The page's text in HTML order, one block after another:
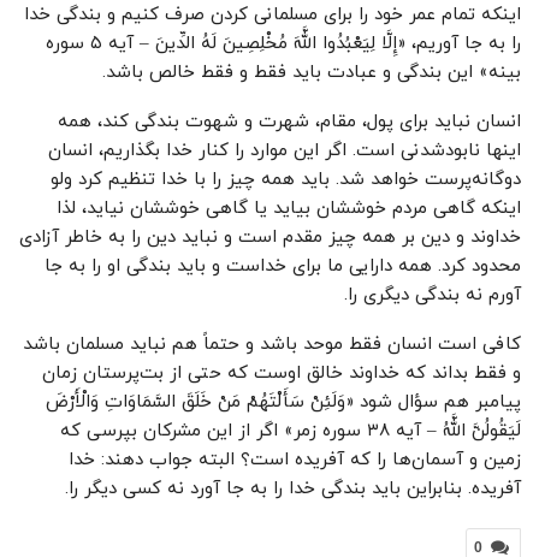
اینکه تمام عمر خود را برای مسلمانی کردن صرف کنیم و بندگی خدا
را به جا آوریم، «إِلَّا لِیَعْبُدُوا اللَّهَ مُخْلِصِینَ لَهُ الدِّینَ – آیه ۵ سوره
بینه» این بندگی و عبادت باید فقط و فقط خالص باشد.
انسان نباید برای پول، مقام، شهرت و شهوت بندگی کند، همه
اینها نابودشدنی است. اگر این موارد را کنار خدا بگذاریم، انسان
دوگانه‌پرست خواهد شد. باید همه چیز را با خدا تنظیم کرد ولو
اینکه گاهی مردم خوششان بیاید یا گاهی خوششان نیاید، لذا
خداوند و دین بر همه چیز مقدم است و نباید دین را به خاطر آزادی
محدود کرد. همه دارایی ما برای خداست و باید بندگی او را به جا
آورم نه بندگی دیگری را.
کافی است انسان فقط موحد باشد و حتماً هم نباید مسلمان باشد
و فقط بداند که خداوند خالق اوست که حتی از بت‌پرستان زمان
پیامبر هم سؤال شود «وَلَئِنْ سَأَلْتَهُمْ مَنْ خَلَقَ السَّمَاوَاتِ وَالْأَرْضَ
لَیَقُولُنَّ اللَّهُ – آیه ۳۸ سوره زمر» اگر از این مشرکان بپرسی که
زمین و آسمان‌ها را که آفریده است؟ البته جواب دهند: خدا
آفریده. بنابراین باید بندگی خدا را به جا آورد نه کسی دیگر را.
0